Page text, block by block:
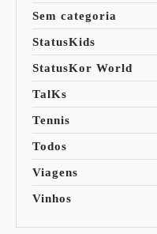
Sem categoria
StatusKids
StatusKor World
TalKs
Tennis
Todos
Viagens
Vinhos